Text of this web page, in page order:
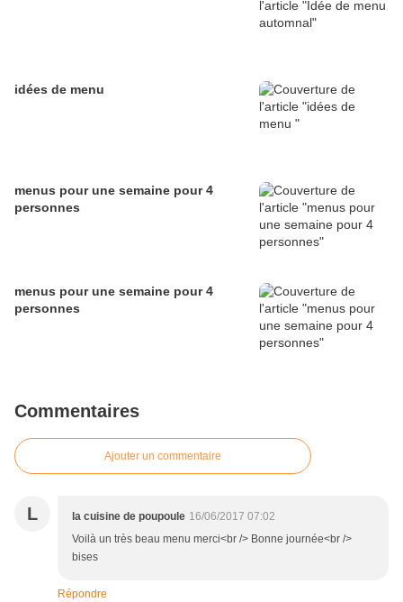
idées de menu
menus pour une semaine pour 4
personnes
menus pour une semaine pour 4
personnes
Commentaires
Ajouter un commentaire
L la cuisine de poupoule 16/06/2017 07:02
Voilà un très beau menu merci<br /> Bonne journée<br />
bises
Répondre